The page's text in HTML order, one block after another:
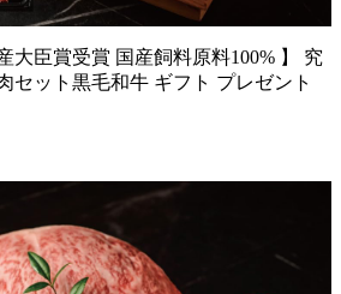
大臣賞受賞 国産飼料原料100% 】 究
セット黒毛和牛 ギフト プレゼント